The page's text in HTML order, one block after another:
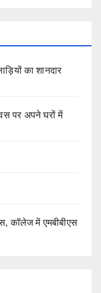
का शानदार
पर अपने घरों में
कॉलेज में एमबीबीएस